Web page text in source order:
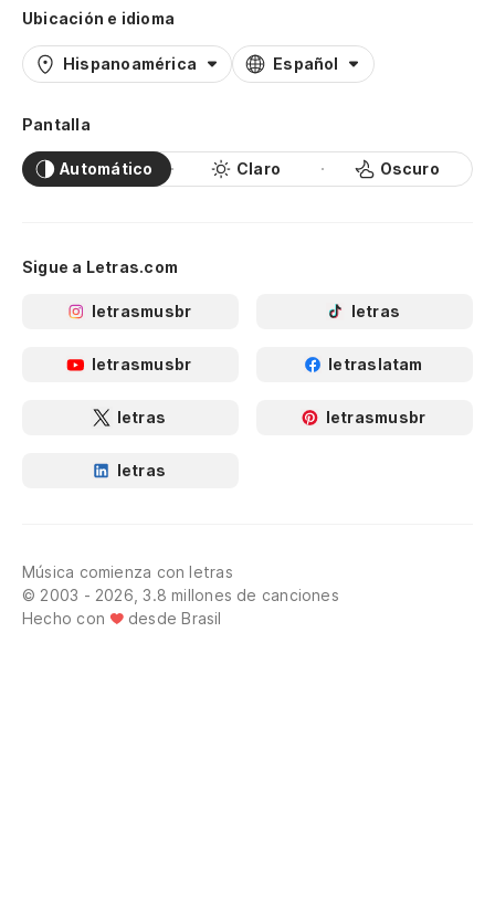
Ubicación e idioma
Hispanoamérica Español
Pantalla
Automático Claro Oscuro
Sigue a Letras.com
letrasmusbr letras
letrasmusbr letraslatam
letras letrasmusbr
letras
Música comienza con letras
© 2003 - 2026, 3.8 millones de canciones
Hecho con
desde Brasil